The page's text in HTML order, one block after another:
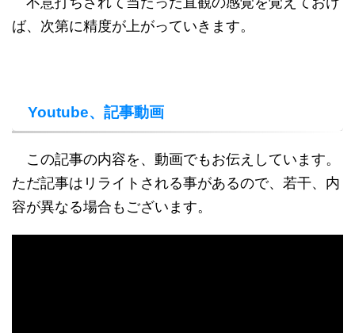
ば、次第に精度が上がっていきます。
Youtube、記事動画
この記事の内容を、動画でもお伝えしています。
ただ記事はリライトされる事があるので、若干、内
容が異なる場合もございます。